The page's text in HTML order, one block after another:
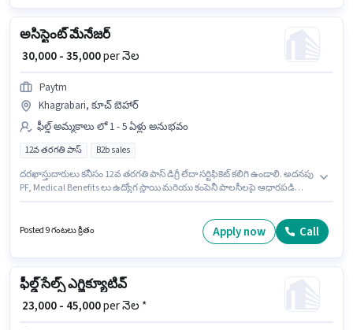
అసిస్టెంట్ మేనేజర్
₹ 30,000 - 35,000per నెల
Paytm
Khagrabari, కూచ్ బెహార్
ఫీల్డ్ అమ్మకాలు లో 1 - 5 ఏళ్లు అనుభవం
12వ తరగతి పాస్ B2b sales
దరఖాస్తుదారులు కనీసం 12వ తరగతి పాస్ డిగ్రీ లేదా సర్టిఫికెట్ కలిగి ఉండాలి. అదనపు
PF, Medical Benefits లు ఉద్యోగ స్థాయి మరియు కంపెనీ పాలసీలపై ఆధారపడి
వారికి కోసం అనుకూలంగా ఉంటుంది. మీరు నెలకు ₹35000 వరకు సంపాదించవచ్చు.
Paytm లో ఫీల్డ్ అమ్మకాలు విభాగంలో అసిస్టెంట్ మేనేజర్ గా చేరండి.
Posted 9 గంటలు క్రితం Apply now Call
ఫీల్డ్ సేల్స్ ఎగ్జిక్యూటివ్
₹ 23,000 - 45,000per నెల *